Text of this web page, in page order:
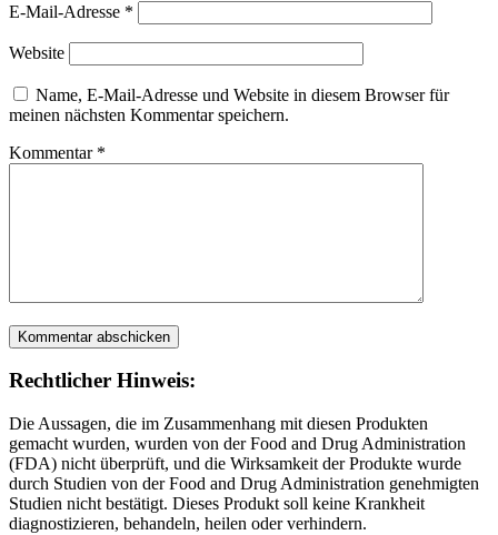
E-Mail-Adresse *
Website
Name, E-Mail-Adresse und Website in diesem Browser für
meinen nächsten Kommentar speichern.
Kommentar *
Rechtlicher Hinweis:
Die Aussagen, die im Zusammenhang mit diesen Produkten
gemacht wurden, wurden von der Food and Drug Administration
(FDA) nicht überprüft, und die Wirksamkeit der Produkte wurde
durch Studien von der Food and Drug Administration genehmigten
Studien nicht bestätigt. Dieses Produkt soll keine Krankheit
diagnostizieren, behandeln, heilen oder verhindern.